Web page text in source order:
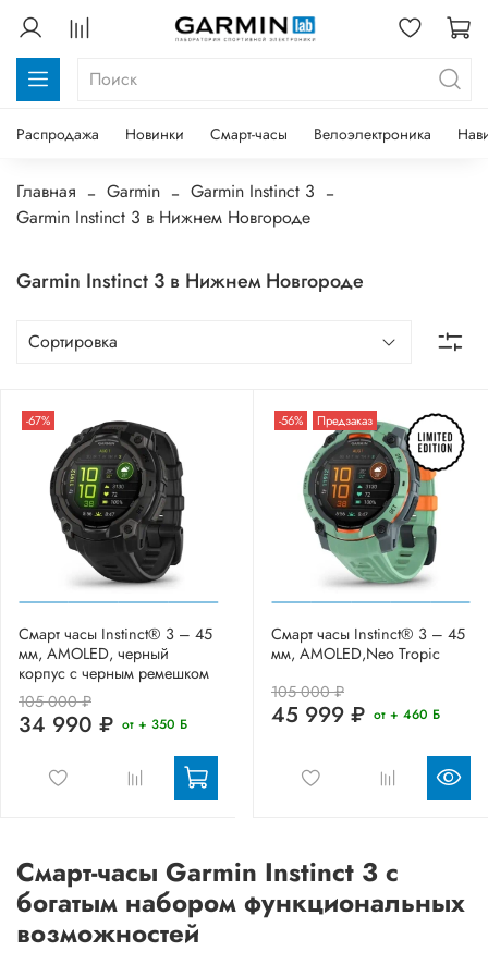
Распродажа Новинки Смарт-часы Велоэлектроника
Главная Garmin
Garmin Instinct 3
Garmin Instinct 3 в Нижнем Новгороде
Garmin Instinct 3 в Нижнем Новгороде
-67%
Смарт часы Instinct® 3 – 45
мм, AMOLED, черный
корпус с черным ремешком
105 000 ₽
34 990 ₽ от + 350 Б
-56% Предзаказ
Смарт часы Instinct® 3 – 45
мм, AMOLED,Neo Tropic
105 000 ₽
45 999 ₽ от + 460 Б
Смарт-часы Garmin Instinct 3 с
богатым набором функциональных
возможностей